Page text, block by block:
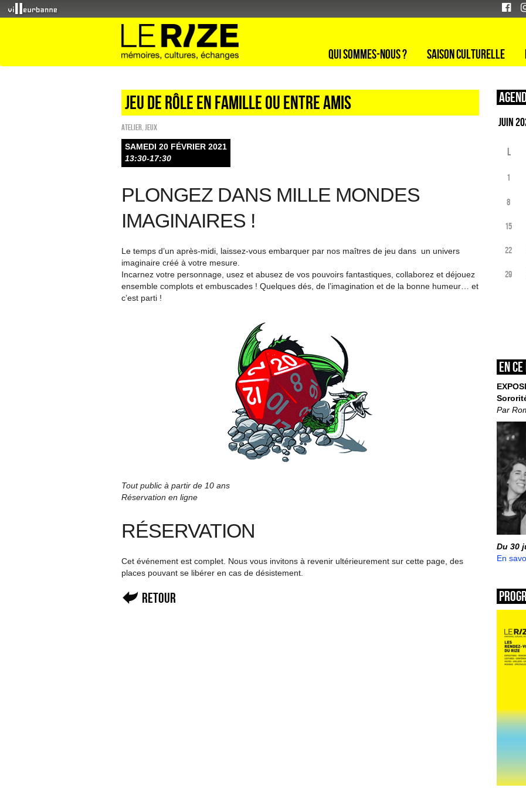
Qui sommes-nous ? Saison culturelle
Jeu de rôle en famille ou entre amis
Atelier Jeux
SAMEDI 20 FÉVRIER 2021
13:30-17:30
PLONGEZ DANS MILLE MONDES
IMAGINAIRES !
Le temps d’un après-midi, laissez-vous embarquer par nos maîtres de jeu dans un univers
imaginaire créé à votre mesure.
Incarnez votre personnage, usez et abusez de vos pouvoirs fantastiques, collaborez et déjouez
ensemble complots et embuscades ! Quelques dés, de l’imagination et de la bonne humeur… et
c’est parti !
Tout public à partir de 10 ans
Réservation en ligne
RÉSERVATION
Cet événement est complet. Nous vous invitons à revenir ultérieurement sur cette page, des
places pouvant se libérer en cas de désistement.
Retour
L
1
8
15
22
29
En
Par
Du 30
En